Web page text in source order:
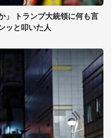
」 トランプ大統領に何も言
ッと叩いた人